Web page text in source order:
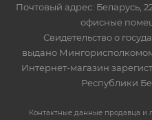
Почтовый адрес: Беларусь,
офисные
Свидетельство о
выдано
Интернет-магазин
Республики
Контактные данные продавца и